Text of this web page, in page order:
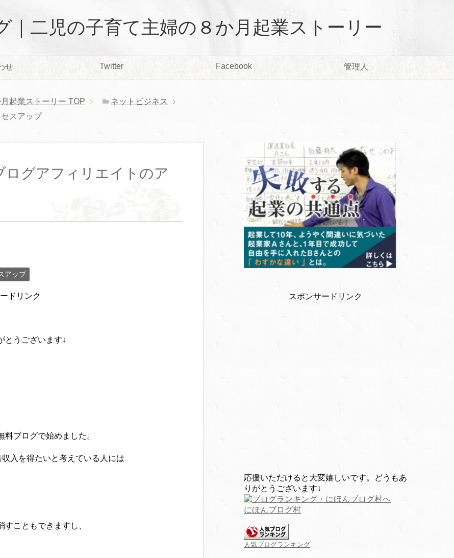
｜二児の子育て主婦の８か月起業ストーリー
せ Twitter Facebook 管理人
起業ストーリー TOP
ネットビジネス
スアップ
ログアフィリエイトのア
アップ
ドリンク
とうございます↓
ブログで始めました。
入を得たいと考えている人には
こともできますし、
スポンサードリンク
応援いただけると大変嬉しいです。どうもあ
りがとうございます↓
にほんブログ村
人気ブログランキング